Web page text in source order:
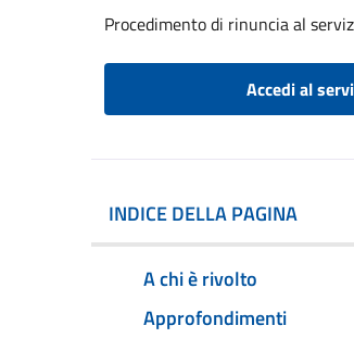
Procedimento di rinuncia al
Accedi al
INDICE DELLA PAGINA
A chi è rivolto
Approfondimenti